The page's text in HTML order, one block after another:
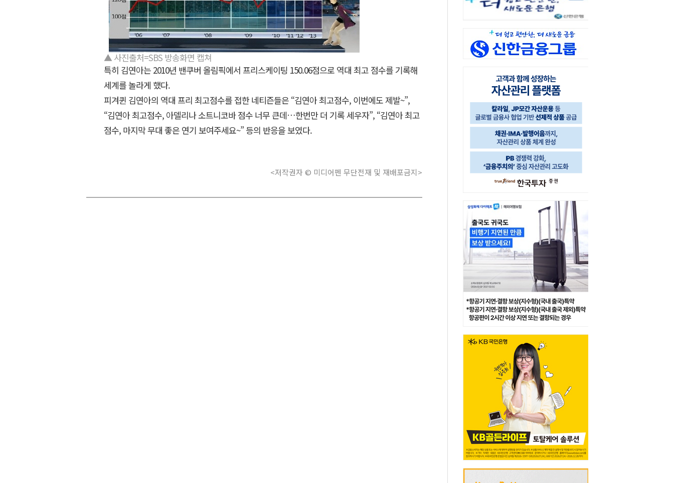
▲ 사진출처=SBS 방송화면 캡쳐
특히 김연아는 2010년 밴쿠버 올림픽에서 프리스케이팅 150.06점으로 역대 최고 점수를 기록해
세계를 놀라게 했다.
피겨퀸 김연아의 역대 프리 최고점수를 접한 네티즌들은 “김연아 최고점수, 이번에도 제발~”,
“김연아 최고점수, 아델리나 소트니코바 점수 너무 큰데…한번만 더 기록 세우자”, “김연아 최고
점수, 마지막 무대 좋은 연기 보여주세요~” 등의 반응을 보였다.
<저작권자 © 미디어펜 무단전재 및 재배포금지>